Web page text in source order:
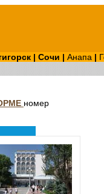
| Сочи | Анапа |
номер